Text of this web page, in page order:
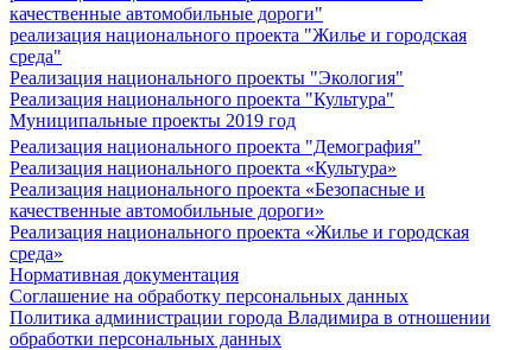
качественные автомобильные дороги"
реализация национального проекта "Жилье и городская
среда"
Реализация национального проекты "Экология"
Реализация национального проекта "Культура"
Муниципальные проекты 2019 год
Реализация национального проекта "Демография"
Реализация национального проекта «Культура»
Реализация национального проекта «Безопасные и
качественные автомобильные дороги»
Реализация национального проекта «Жилье и городская
среда»
Нормативная документация
Соглашение на обработку персональных данных
Политика администрации города Владимира в отношении
обработки персональных данных